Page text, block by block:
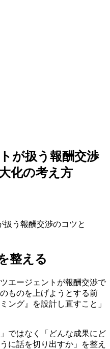
が扱う報酬交渉
化の考え方
整える
エージェントが報酬交渉で
ものを上げようとする前
ング』を設計し直すこと」
ではなく「どんな成果にど
に話を切り出すか」を整え